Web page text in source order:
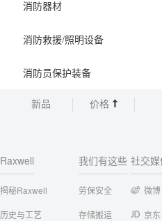
消防器材
消防救援/照明设备
消防员保护装备
新品 价格
Raxwell
揭秘Raxwell
历史与工艺
我们有这些
劳保安全
存储搬运
社交
微博
京